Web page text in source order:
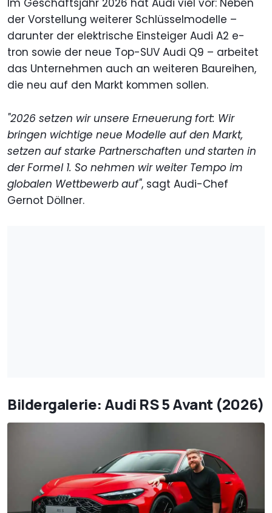
der Vorstellung weiterer Schlüsselmodelle –
darunter der elektrische Einsteiger Audi A2 e-
tron sowie der neue Top-SUV Audi Q9 – arbeitet
das Unternehmen auch an weiteren Baureihen,
die neu auf den Markt kommen sollen.
"2026 setzen wir unsere Erneuerung fort: Wir
bringen wichtige neue Modelle auf den Markt,
setzen auf starke Partnerschaften und starten in
der Formel 1. So nehmen wir weiter Tempo im
globalen Wettbewerb auf", sagt Audi-Chef
Gernot Döllner.
Bildergalerie: Audi RS 5 Avant (2026)